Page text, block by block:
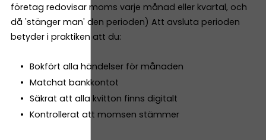
företag redovisar moms varje månad eller kvartal, och
då 'stänger man' den perioden) Att avsluta perioden
betyder i praktiken att du:
Bokfört alla händelser för månaden
Matchat bankkontot
Säkrat att alla kvitton finns digitalt
Kontrollerat att momsen stämmer